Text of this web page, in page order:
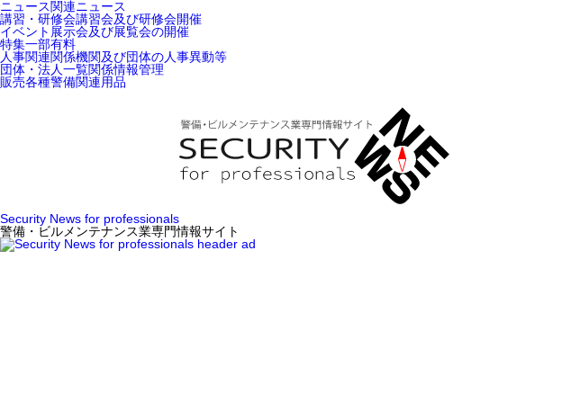
ニュース関連ニュース
講習・研修会講習会及び研修会開催
イベント 展示会及び展覧会の開催
特集一部有料
人事関連関係機関及び団体の人事異動等
団体・法人一覧関係情報管理
販売各種警備関連用品
Security News for professionals
警備・ビルメンテナンス業専門情報サイト